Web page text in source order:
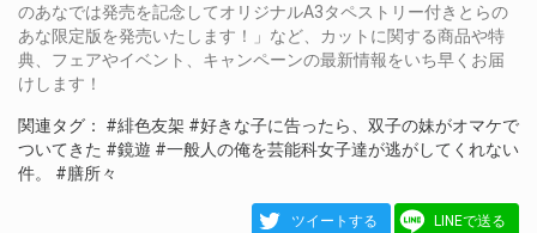
のあなでは発売を記念してオリジナルA3タペストリー付きとらの
あな限定版を発売いたします！」など、カットに関する商品や特
典、フェアやイベント、キャンペーンの最新情報をいち早くお届
けします！
関連タグ： #緋色友架 #好きな子に告ったら、双子の妹がオマケで
ついてきた #鏡遊 #一般人の俺を芸能科女子達が逃がしてくれない
件。
#膳所々
ツイートする LINEで送る